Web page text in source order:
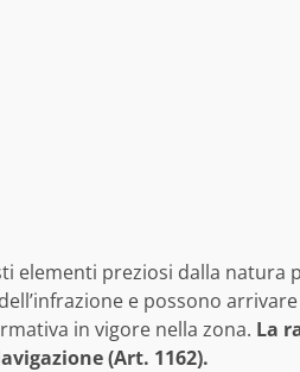
elementi preziosi dalla natura
e possono
in vigore nella zona. La
(Art. 1162).